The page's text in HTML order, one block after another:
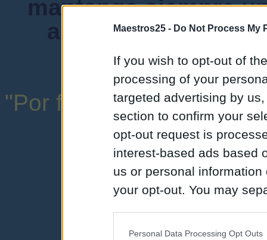
Maestros25 - Do Not Process My
If you wish to opt-out of
processing of your
targeted advertising by
section to confirm your
opt-out request is
interest-based ads based
us or personal
your opt-out. You may
Personal Data Processing Opt Outs
mantenga siempre
admiten mensajes
instituciones
"Por favor, no abuse de
una expresión